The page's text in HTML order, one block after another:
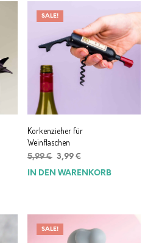
SALE!
Korkenzieher für
Weinflaschen
5,99€ Ursprünglicher
Preis
3,99 €Aktueller
Preis
IN DEN WARENKORB
SALE!